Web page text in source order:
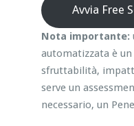
Avvia Free
Nota importante:
automatizzata è
sfruttabilità,
serve un
necessario, un